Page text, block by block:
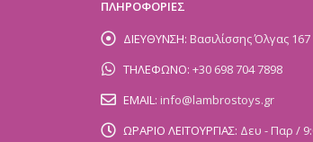
ΠΛΗΡΟΦΟΡΙΕΣ
ΔΙΕΥΘΥΝΣΗ: Βασιλίσσης Όλγας 167
ΤΗΛΕΦΩΝΟ: +30 698 704 7898
EMAIL: info@lambrostoys.gr
ΩΡΑΡΙΟ ΛΕΙΤΟΥΡΓΙΑΣ: Δευ - Παρ /